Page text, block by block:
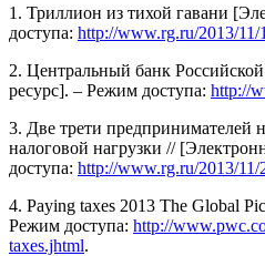
1. Триллион из тихой гавани
доступа: http://www.rg.ru/2013/11/
2. Центральный банк
ресурс]. – Режим доступа: http://
3. Две трети предпринимателей
налоговой нагрузки //
доступа: http://www.rg.ru/2013/11/
4. Paying taxes 2013 The Global
Режим доступа: http://
taxes.jhtml.